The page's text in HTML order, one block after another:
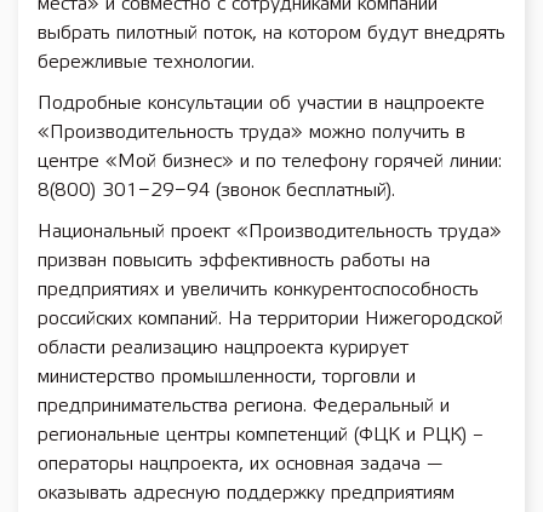
места» и совместно с сотрудниками компании
выбрать пилотный поток, на котором будут внедрять
бережливые технологии.
Подробные консультации об участии в нацпроекте
«Производительность труда» можно получить в
центре «Мой бизнес» и по телефону горячей линии:
8(800) 301−29−94 (звонок бесплатный).
Национальный проект «Производительность труда»
призван повысить эффективность работы на
предприятиях и увеличить конкурентоспособность
российских компаний. На территории Нижегородской
области реализацию нацпроекта курирует
министерство промышленности, торговли и
предпринимательства региона. Федеральный и
региональные центры компетенций (ФЦК и РЦК) –
операторы нацпроекта, их основная задача —
оказывать адресную поддержку предприятиям